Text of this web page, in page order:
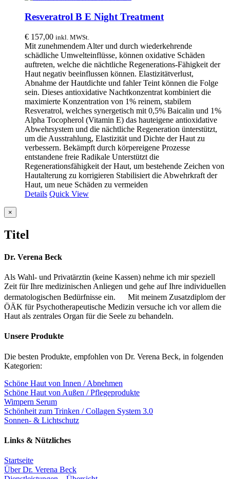
Resveratrol B E Night Treatment
€ 157,00 inkl. MWSt.
Mit zunehmendem Alter und durch wiederkehrende
schädliche Umwelteinflüsse, können oxidative Schäden
auftreten, welche die nächtliche Regenerations-Fähigkeit der
Haut negativ beeinflussen können. Elastizitätverlust,
Abnahme der Hautdichte und fahler Teint können die Folge
sein. Dieses antioxidative Nachtkonzentrat kombiniert die
maximierte Konzentration von 1% reinem, stabilem
Resveratrol, welches synergetisch mit 0,5% Baicalin und 1%
Alpha Tocopherol (Vitamin E) das hauteigene antioxidative
Abwehrsystem und die nächtliche Regeneration ünterstützt,
um die Ausstrahlung, Elastizität und Dichte der Haut zu
verbessern. Bekämpft durch körpereigene Prozesse
entstandene freie Radikale Unterstützt die
Regenerationsfähigkeit der Haut, um bestehende Zeichen von
Hautalterung zu korrigieren Stabilisiert die Abwehrkraft der
Haut, um neue Schäden zu vermeiden
Details Quick View
Close
product
view
×
Titel
Dr. Verena Beck
Als Wahl- und Privatärztin (keine Kassen) nehme ich mir speziell
Zeit für Ihre medizinischen Anliegen und gehe auf Ihre individuellen
dermatologischen Bedürfnisse ein. Mit meinem Zusatzdiplom der
ÖÄK für Psychotherapeutische Medizin versuche ich vor allem die
Haut als zentrales Organ für die Seele zu behandeln.
Unsere Produkte
Die besten Produkte, empfohlen von Dr. Verena Beck, in folgenden
Kategorien:
Schöne Haut von Innen / Abnehmen
Schöne Haut von Außen / Pflegeprodukte
Wimpern Serum
Schönheit zum Trinken / Collagen System 3.0
Sonnen- & Lichtschutz
Links & Nützliches
Startseite
Über Dr. Verena Beck